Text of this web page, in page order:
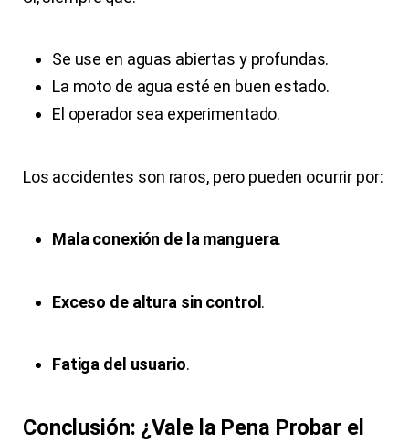
Se use en aguas abiertas y profundas.
La moto de agua esté en buen estado.
El operador sea experimentado.
Los accidentes son raros, pero pueden ocurrir por:
Mala conexión de la manguera.
Exceso de altura sin control .
Fatiga del usuario.
Conclusión: ¿Vale la Pena Probar el